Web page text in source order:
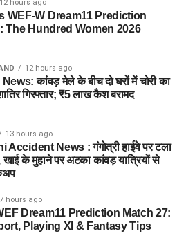
12 hours ago
WEF-W Dream11 Prediction
The Hundred Women 2026
12 hours ago
कांवड़ मेले के बीच दो घरों में चोरी का
गिरफ्तार; ₹5 लाख कैश बरामद
13 hours ago
Accident News : गंगोत्री हाईवे पर टला
खाई के मुहाने पर अटका कांवड़ यात्रियों से
7 hours ago
Dream11 Prediction Match 27:
Playing XI & Fantasy Tips